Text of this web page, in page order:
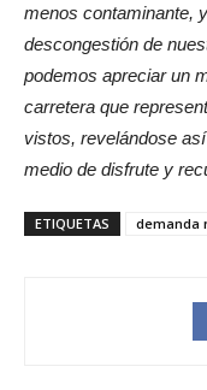
menos contaminante,
descongestión de
podemos apreciar un
carretera que
vistos, revelándose
medio de disfrute y
ETIQUETAS demanda